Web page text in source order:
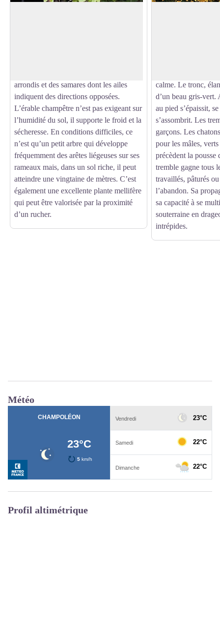
arrondis et des samares dont les ailes
indiquent des directions opposées.
L’érable champêtre n’est pas exigeant sur
l’humidité du sol, il supporte le froid et la
sécheresse. En conditions difficiles, ce
n’est qu’un petit arbre qui développe
fréquemment des arêtes liégeuses sur ses
rameaux mais, dans un sol riche, il peut
atteindre une vingtaine de mètres. C’est
également une excellente plante mellifère
qui peut être valorisée par la proximité
d’un rucher.
calme. Le tronc,
d’un beau gris-vert.
au pied s’épaissit,
s’assombrit. Les
garçons. Les
pour les mâles,
précèdent la pousse
tremble gagne tous
travaillés, pâturés
l’abandon. Sa
sa capacité à se
souterraine en
intrépides.
Météo
Profil altimétrique